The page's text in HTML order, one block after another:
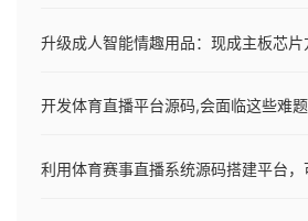
开发体育直播平台源码,会面临这些难
利用体育赛事直播系统源码搭建平台